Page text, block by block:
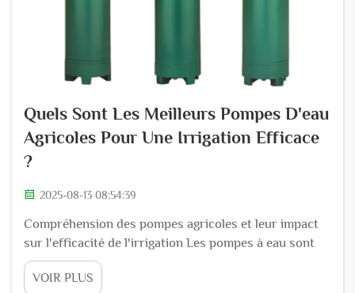
Quels Sont Les Meilleurs Pompes D'eau
Agricoles Pour Une Irrigation Efficace
?
2025-08-13 08:54:39
Compréhension des pompes agricoles et leur impact
sur l'efficacité de l'irrigation Les pompes à eau sont
essentiellement ce qui permet à l'agriculture moderne
de fonctionner aujourd'hui, transportant environ 70
VOIR PLUS